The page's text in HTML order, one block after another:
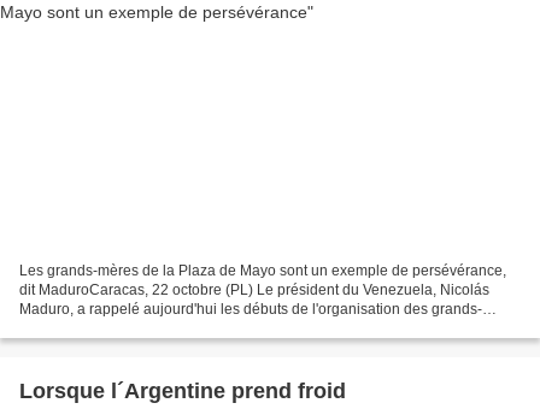
Les grands-mères de la Plaza de Mayo sont un exemple de persévérance,
dit MaduroCaracas, 22 octobre (PL) Le président du Venezuela, Nicolás
Maduro, a rappelé aujourd'hui les débuts de l'organisation des grands-
Lorsque l´Argentine prend froid